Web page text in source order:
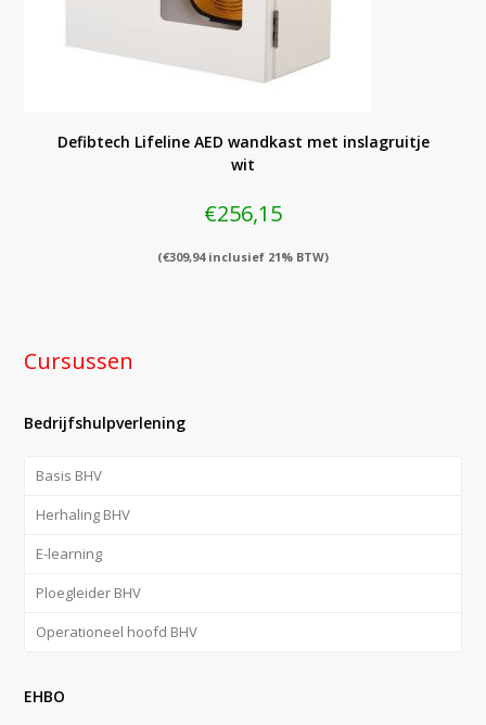
Defibtech Lifeline AED wandkast met inslagruitje
wit
€256,15
(€309,94inclusief 21% BTW)
Cursussen
Bedrijfshulpverlening
Basis BHV
Herhaling BHV
E-learning
Ploegleider BHV
Operationeel hoofd BHV
EHBO